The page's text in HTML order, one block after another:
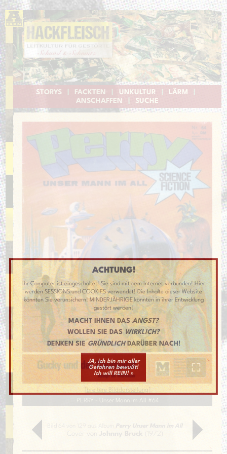
STORYS FACKTEN UNKULTUR LÄRM
ANSCHAFFEN
SUCHE
breitere Bilddarstellung
PERRY - Unser Mann im All #64
Perry Unser Mann im All
Johnny Bruck
ACHTUNG!
Ihr Computer ist eingeschaltet! Sie sind mit dem Internet verbunden! Hier
werden SESSIONS und COOKIES verwendet! Die Inhalte dieser Website
könnten Sie verunsichern! MINDERJÄHRIGE könnten in ihrer Entwicklung
gestört werden!
MACHT IHNEN DAS ANGST?
WOLLEN SIE DAS
WIRKLICH?
DENKEN SIE GRÜNDLICHDARÜBER NACH!
JA, ich bin mir aller
Gefahren bewußt!
Ich will REIN! »